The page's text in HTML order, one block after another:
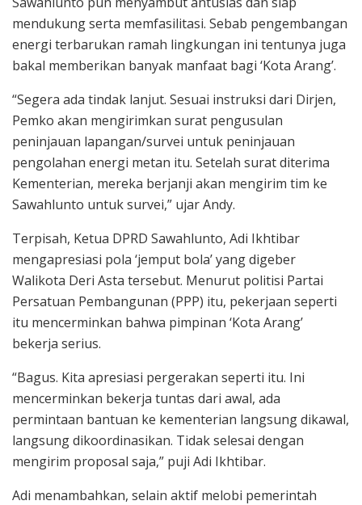
mendukung serta memfasilitasi. Sebab pengembangan
energi terbarukan ramah lingkungan ini tentunya juga
bakal memberikan banyak manfaat bagi ‘Kota Arang’.
“Segera ada tindak lanjut. Sesuai instruksi dari Dirjen,
Pemko akan mengirimkan surat pengusulan
peninjauan lapangan/survei untuk peninjauan
pengolahan energi metan itu. Setelah surat diterima
Kementerian, mereka berjanji akan mengirim tim ke
Sawahlunto untuk survei,” ujar Andy.
Terpisah, Ketua DPRD Sawahlunto, Adi Ikhtibar
mengapresiasi pola ‘jemput bola’ yang digeber
Walikota Deri Asta tersebut. Menurut politisi Partai
Persatuan Pembangunan (PPP) itu, pekerjaan seperti
itu mencerminkan bahwa pimpinan ‘Kota Arang’
bekerja serius.
“Bagus. Kita apresiasi pergerakan seperti itu. Ini
mencerminkan bekerja tuntas dari awal, ada
permintaan bantuan ke kementerian langsung dikawal,
langsung dikoordinasikan. Tidak selesai dengan
mengirim proposal saja,” puji Adi Ikhtibar.
Adi menambahkan, selain aktif melobi pemerintah